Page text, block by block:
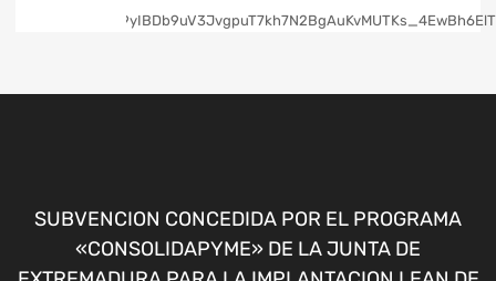
SUBVENCION CONCEDIDA POR EL PROGRAMA
«CONSOLIDAPYME» DE LA JUNTA DE